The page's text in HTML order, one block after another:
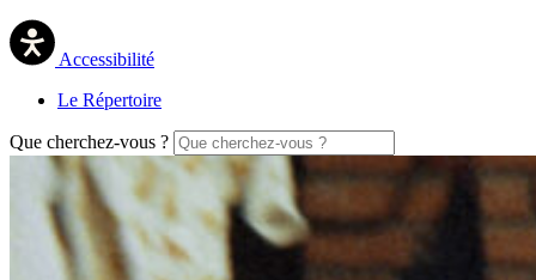
Accessibilité
Le Répertoire
Que cherchez-vous ?